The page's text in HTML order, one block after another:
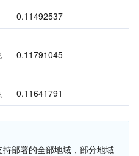
0.11492537
0.11791045
0.11641791
部署的全部地域，部分地域